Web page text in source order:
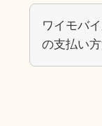
ワイモバ
の支払い